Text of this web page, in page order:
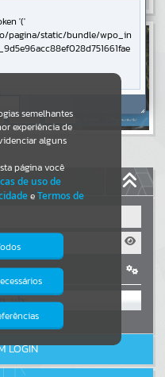
Senha
LOGIN
semelhantes
experiência de
alguns
página você
de uso de
eTermos de
recursos
estar
'('
pagina/static/bundle/wpo_in